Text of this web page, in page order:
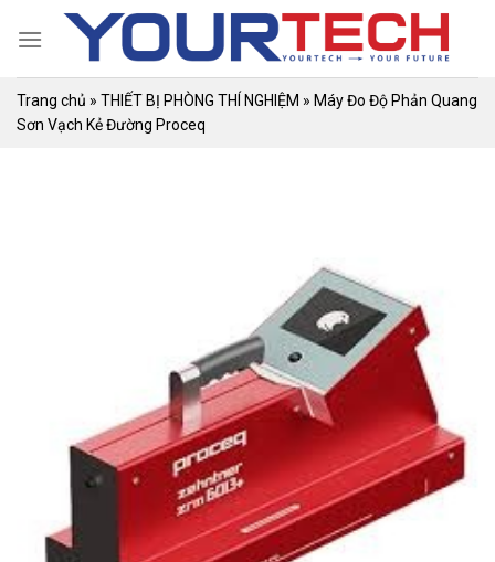
Trang chủ » THIẾT BỊ PHÒNG THÍ NGHIỆM » Máy Đo Độ Phản Quang
Sơn Vạch Kẻ Đường Proceq